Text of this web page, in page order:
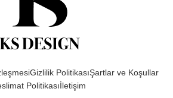
Gizlilik PolitikasıŞartlar ve Koşullar
Politikasıİletişim